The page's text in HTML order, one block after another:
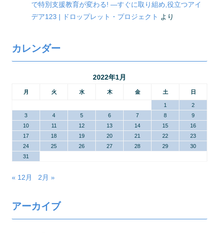
で特別支援教育が変わる! ―すぐに取り組め,役立つアイ
デア123 | ドロップレット・プロジェクト より
カレンダー
2022年1月
月 火 水 木 金 土 日
1
2
3
4 5 6 7 8
9
10
11 12 13 14 15
16
17
18 19 20 21 22
23
24
25 26 27 28 29
30
31
« 12月 2月 »
アーカイブ